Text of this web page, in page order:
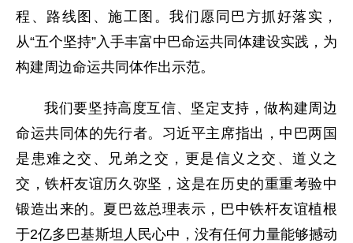
程、路线图、施工图。我们愿同巴方抓好落实，
从“五个坚持”入手丰富中巴命运共同体建设实践，为
构建周边命运共同体作出示范。
我们要坚持高度互信、坚定支持，做构建周边
命运共同体的先行者。习近平主席指出，中巴两国
是患难之交、兄弟之交，更是信义之交、道义之
交，铁杆友谊历久弥坚，这是在历史的重重考验中
锻造出来的。夏巴兹总理表示，巴中铁杆友谊植根
于2亿多巴基斯坦人民心中，没有任何力量能够撼动